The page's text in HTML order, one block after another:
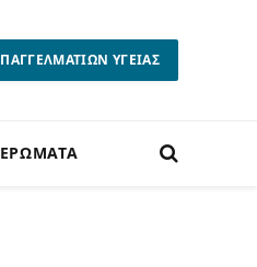
ΥΓΕΙΑΣ